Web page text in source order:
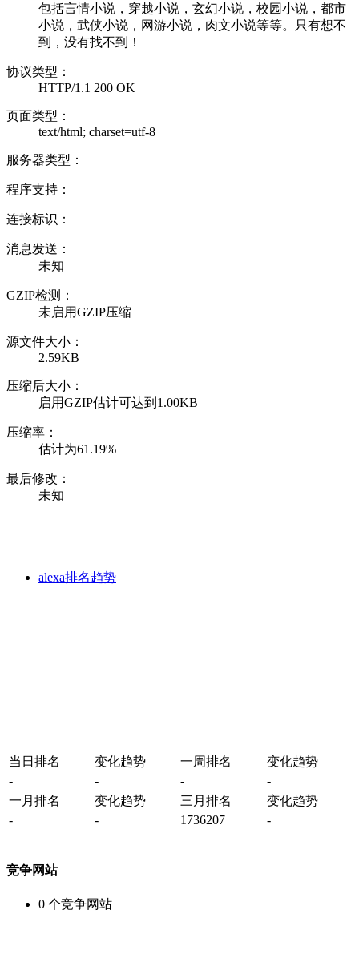
包括言情小说，穿越小说，玄幻小说，校园小说，都市
小说，武侠小说，网游小说，肉文小说等等。只有想不
到，没有找不到！
协议类型：
HTTP/1.1 200 OK
页面类型：
text/html; charset=utf-8
服务器类型：
程序支持：
连接标识：
消息发送：
未知
GZIP检测：
未启用GZIP压缩
源文件大小：
2.59KB
压缩后大小：
启用GZIP估计可达到1.00KB
压缩率：
估计为61.19%
最后修改：
未知
alexa排名趋势
当日排名 变化趋势 一周排名
变化趋势
-
- -
-
一月排名
变化趋势 三月排名
变化趋势
-
- 1736207 -
竞争网站
0 个竞争网站